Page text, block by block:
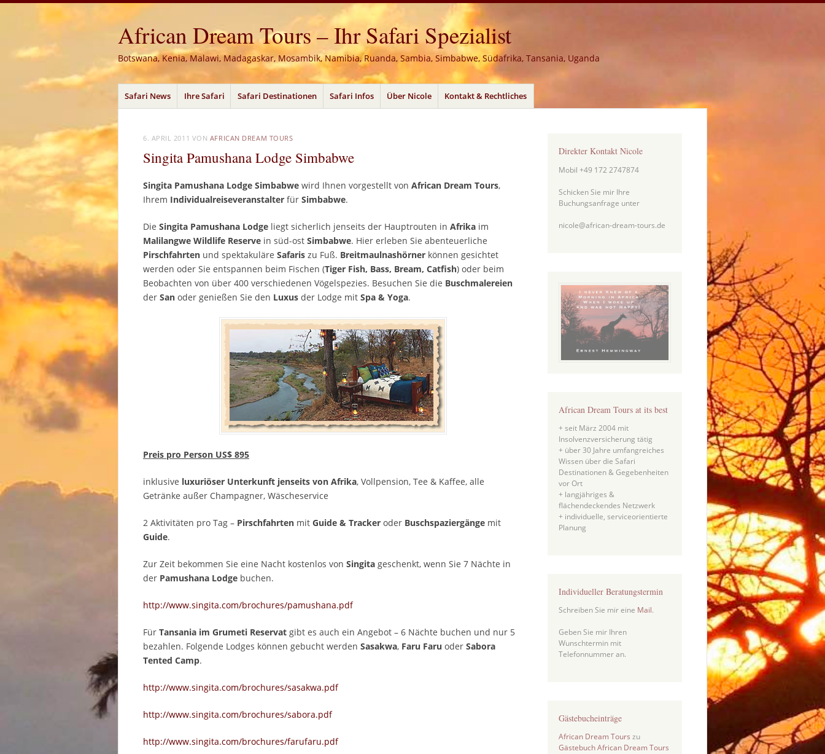
African Dream Tours – Ihr Safari Spezialist
Botswana, Kenia, Malawi, Madagaskar, Mosambik, Namibia, Ruanda, Sambia, Simbabwe, Südafrika, Tansania, Uganda
Menü
Zum
Inhalt
Safari News Ihre Safari Safari Destinationen Safari Infos Über Nicole Kontakt & Rechtliches
6. APRIL 2011 VON AFRICAN DREAM TOURS
Singita Pamushana Lodge Simbabwe
Singita Pamushana Lodge Simbabwe wird Ihnen vorgestellt von African Dream Tours,
Ihrem Individualreiseveranstalter für Simbabwe.
Die Singita Pamushana Lodge liegt sicherlich jenseits der Hauptrouten in Afrika im
Malilangwe Wildlife Reserve in süd-ost Simbabwe. Hier erleben Sie abenteuerliche
Pirschfahrten und spektakuläre Safaris zu Fuß. Breitmaulnashörner können gesichtet
werden oder Sie entspannen beim Fischen (Tiger Fish, Bass, Bream, Catfish) oder beim
Beobachten von über 400 verschiedenen Vögelspezies. Besuchen Sie die Buschmalereien
der San oder genießen Sie den Luxus der Lodge mit Spa & Yoga.
Preis pro Person US$ 895
inklusive luxuriöser Unterkunft jenseits von Afrika, Vollpension, Tee & Kaffee, alle
Getränke außer Champagner, Wäscheservice
2 Aktivitäten pro Tag – Pirschfahrten mit Guide & Tracker oder Buschspaziergänge mit
Guide.
Zur Zeit bekommen Sie eine Nacht kostenlos von Singita geschenkt, wenn Sie 7 Nächte in
der Pamushana Lodge buchen.
http://www.singita.com/brochures/pamushana.pdf
Für Tansania im Grumeti Reservat gibt es auch ein Angebot – 6 Nächte buchen und nur 5
bezahlen. Folgende Lodges können gebucht werden Sasakwa, Faru Faru oder Sabora
Tented Camp.
http://www.singita.com/brochures/sasakwa.pdf
http://www.singita.com/brochures/sabora.pdf
http://www.singita.com/brochures/farufaru.pdf
Direkter Kontakt Nicole
Mobil +49 172 2747874
Schicken Sie mir Ihre
Buchungsanfrage unter
nicole@african-dream-tours.de
African Dream Tours at its best
+ seit März 2004 mit
Insolvenzversicherung tätig
+ über 30 Jahre umfangreiches
Wissen über die Safari
Destinationen & Gegebenheiten
vor Ort
+ langjähriges &
flächendeckendes Netzwerk
+ individuelle, serviceorientierte
Planung
Individueller Beratungstermin
Schreiben Sie mir eine Mail.
Geben Sie mir Ihren
Wunschtermin mit
Telefonnummer an.
Gästebucheinträge
African Dream Tours zu
Gästebuch African Dream Tours